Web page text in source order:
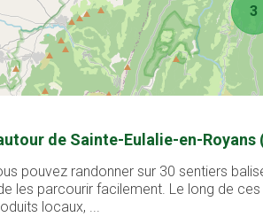
3
de Sainte-Eulalie-en-Royans
pouvez randonner sur 30 sentiers
les parcourir facilement. Le long de
locaux, ...